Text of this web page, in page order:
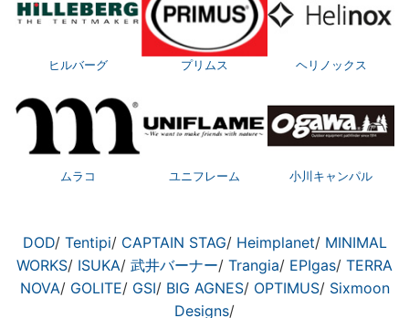
ヒルバーグ プリムス ヘリノックス
ムラコ ユニフレーム 小川キャンパル
DOD/ Tentipi/ CAPTAIN STAG/ Heimplanet/ MINIMAL
WORKS/ ISUKA/ 武井バーナー/ Trangia/ EPIgas/ TERRA
NOVA/ GOLITE/ GSI/ BIG AGNES/ OPTIMUS/ Sixmoon
Designs/